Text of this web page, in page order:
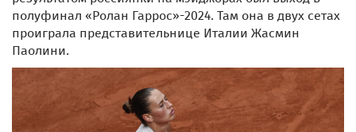
полуфинал «Ролан Гаррос»-2024. Там она в двух сетах
проиграла представительнице Италии Жасмин
Паолини.